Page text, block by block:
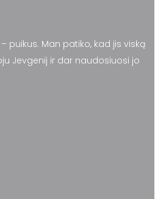
Man patiko, kad jis viską
Jevgenij ir dar naudosiuosi jo